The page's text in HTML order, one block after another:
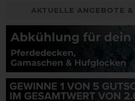
AKTUELLE ANGEBOTE &